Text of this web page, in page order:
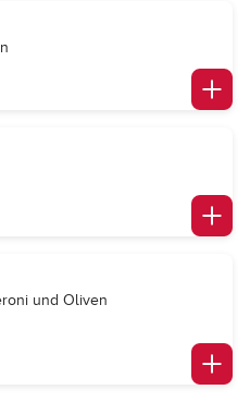
und Oliven